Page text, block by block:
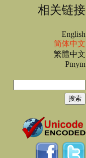
相关链接
English
简体中文
繁體中文
Pīnyīn
搜索表单
搜索